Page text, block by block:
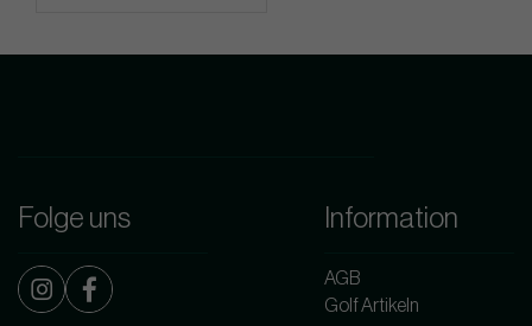
Folge uns Information
AGB
Golf Artikeln